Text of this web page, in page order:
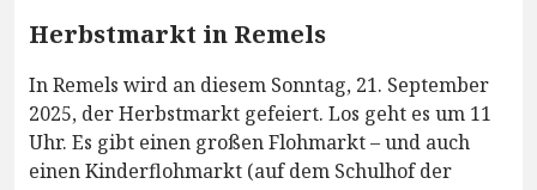
Herbstmarkt in Remels
In Remels wird an diesem Sonntag, 21. September
2025, der Herbstmarkt gefeiert. Los geht es um 11
Uhr. Es gibt einen großen Flohmarkt – und auch
einen Kinderflohmarkt (auf dem Schulhof der